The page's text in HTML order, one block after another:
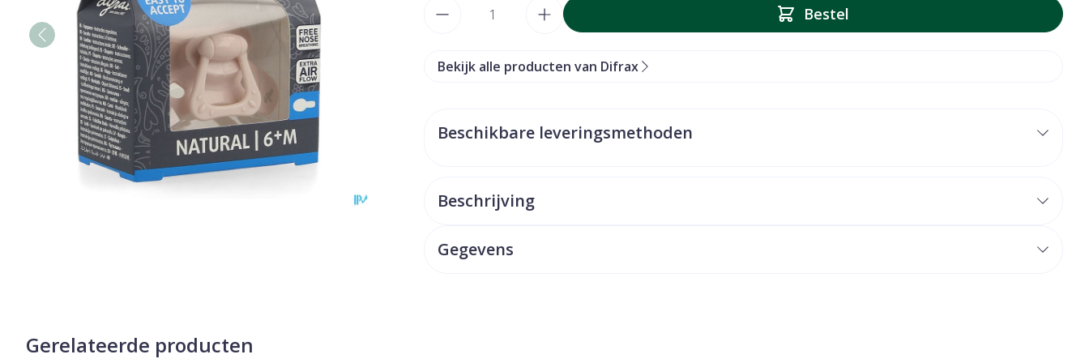
Bestel
Bekijk alle producten van Difrax
Beschikbare leveringsmethoden
Beschrijving
Gegevens
Gerelateerde producten